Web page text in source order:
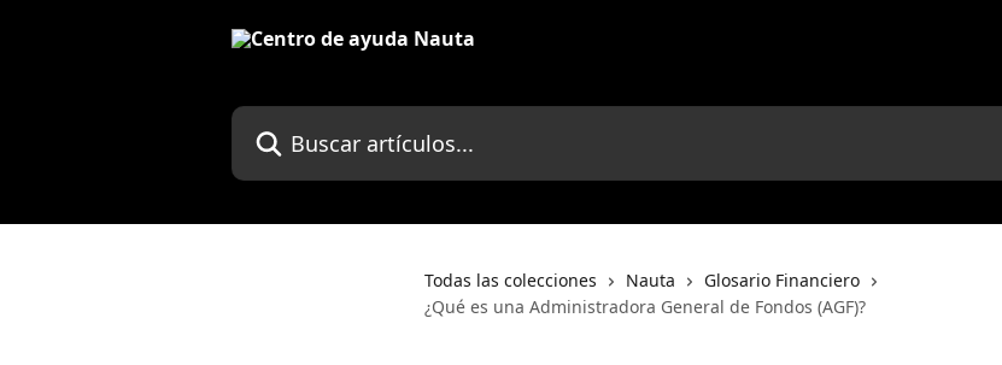
Buscar artículos...
Todas las colecciones Nauta
Glosario Financiero
¿Qué es una Administradora General de Fondos (AGF)?